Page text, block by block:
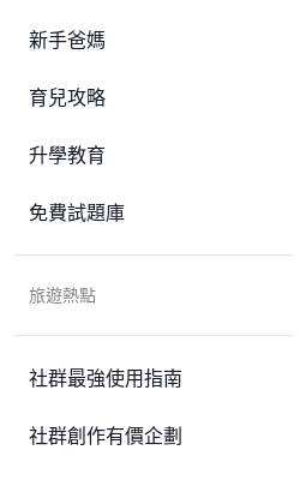
新手爸媽
育兒攻略
升學教育
免費試題庫
旅遊熱點
社群最強使用指南
社群創作有價企劃